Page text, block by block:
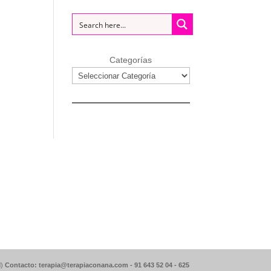
Categorías
Contacto: terapia@terapiaconana.com - 91 643 52 04 - 625